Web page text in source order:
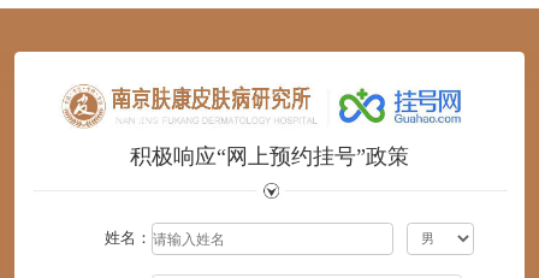
123456
积极响应“网上预约挂号”政策
姓名：